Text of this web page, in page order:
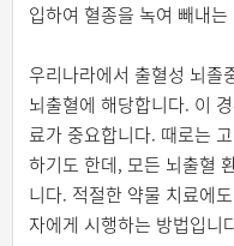
입하여 혈종을 녹여 빼내
우리나라에서 출혈성 뇌졸
뇌출혈에 해당합니다. 이
료가 중요합니다. 때로는
하기도 한데, 모든 뇌출혈
니다. 적절한 약물 치료에
자에게 시행하는 방법입니